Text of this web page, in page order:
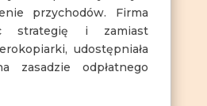
przychodów. Firma
strategię i zamiast
udostępniała
zasadzie odpłatnego